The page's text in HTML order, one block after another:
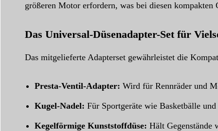
größeren Motor erfordern, was bei diesen kompakten
Das Universal-Düsenadapter-Set für
Das mitgelieferte Adapterset gewährleistet die
Presta-Ventil-Adapter: Wird für Rennräder und
Kugel-Nadel: Für Sportgeräte wie Basketbälle
Kegelförmige Kunststoffdüse: Hält Gegenstände